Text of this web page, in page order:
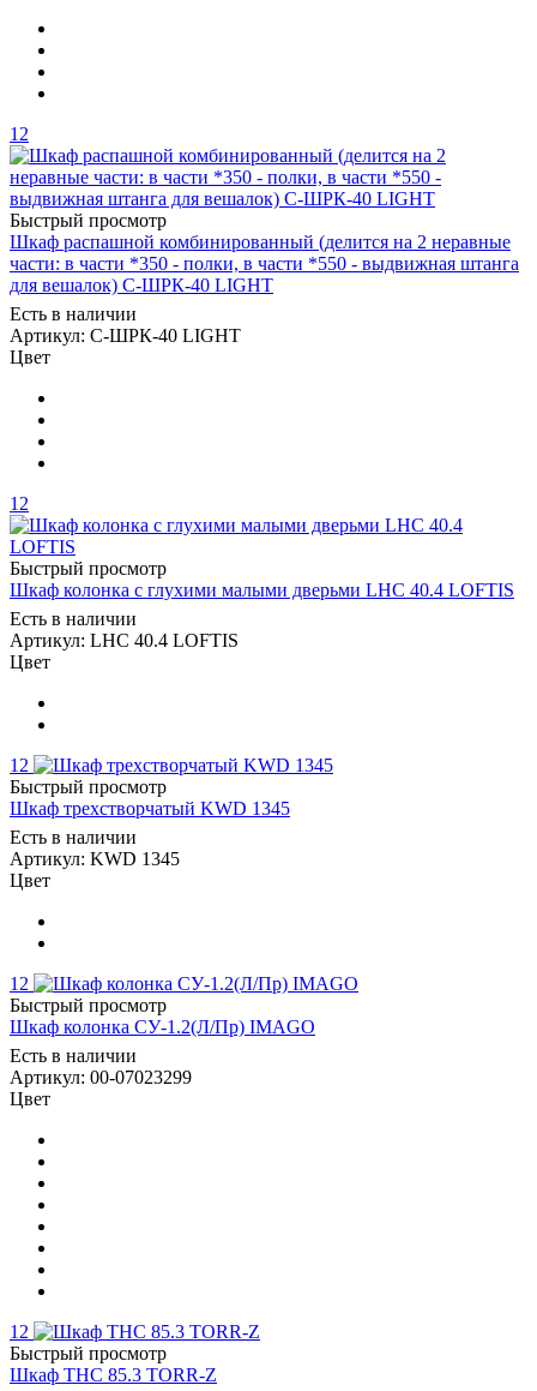
12
Быстрый просмотр
Шкаф распашной комбинированный (делится на 2 неравные
части: в части *350 - полки, в части *550 - выдвижная штанга
для вешалок) С-ШРК-40 LIGHT
Есть в наличии
Артикул: С-ШРК-40 LIGHT
Цвет
12
Быстрый просмотр
Шкаф колонка с глухими малыми дверьми LHC 40.4 LOFTIS
Есть в наличии
Артикул: LHC 40.4 LOFTIS
Цвет
12
Быстрый просмотр
Шкаф трехстворчатый KWD 1345
Есть в наличии
Артикул: KWD 1345
Цвет
12
Быстрый просмотр
Шкаф колонка СУ-1.2(Л/Пр) IMAGO
Есть в наличии
Артикул: 00-07023299
Цвет
12
Быстрый просмотр
Шкаф THC 85.3 TORR-Z